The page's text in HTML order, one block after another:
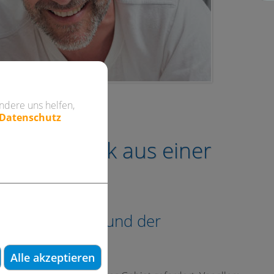
uns helfen,
Alle akzeptieren
Prothetik aus einer
der Prothetik und der